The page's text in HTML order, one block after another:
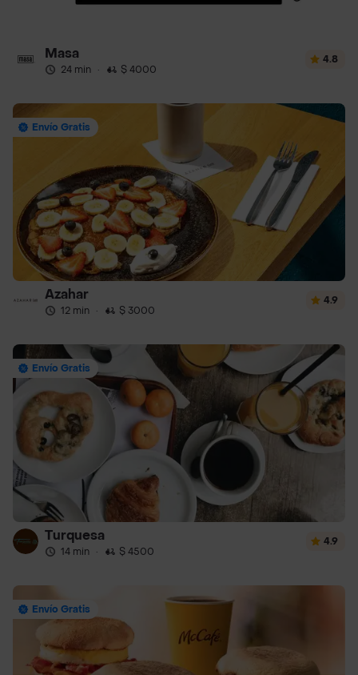
Masa
24 min · $ 4000
4.8
Envío Gratis
Azahar
12 min · $ 3000
4.9
Envío Gratis
Turquesa
14 min · $ 4500
4.9
Envío Gratis